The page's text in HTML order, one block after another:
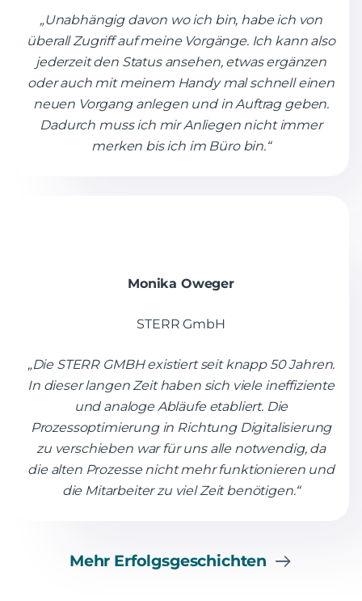
„Unabhängig davon wo ich bin, habe ich von
überall Zugriff auf meine Vorgänge. Ich kann also
jederzeit den Status ansehen, etwas ergänzen
oder auch mit meinem Handy mal schnell einen
neuen Vorgang anlegen und in Auftrag geben.
Dadurch muss ich mir Anliegen nicht immer
merken bis ich im Büro bin.“
Monika Oweger
STERR GmbH
„Die STERR GMBH existiert seit knapp 50 Jahren.
In dieser langen Zeit haben sich viele ineffiziente
und analoge Abläufe etabliert. Die
Prozessoptimierung in Richtung Digitalisierung
zu verschieben war für uns alle notwendig, da
die alten Prozesse nicht mehr funktionieren und
die Mitarbeiter zu viel Zeit benötigen.“
Mehr Erfolgsgeschichten